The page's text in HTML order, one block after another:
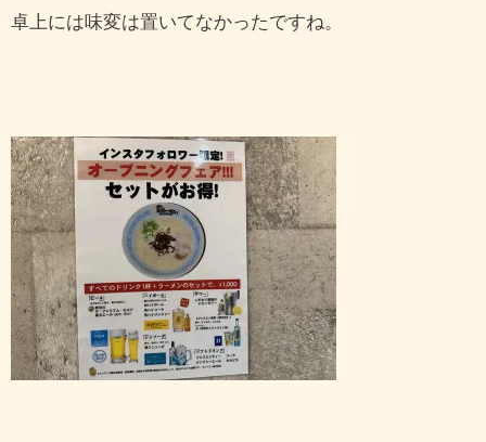
卓上には味変は置いてなかったですね。